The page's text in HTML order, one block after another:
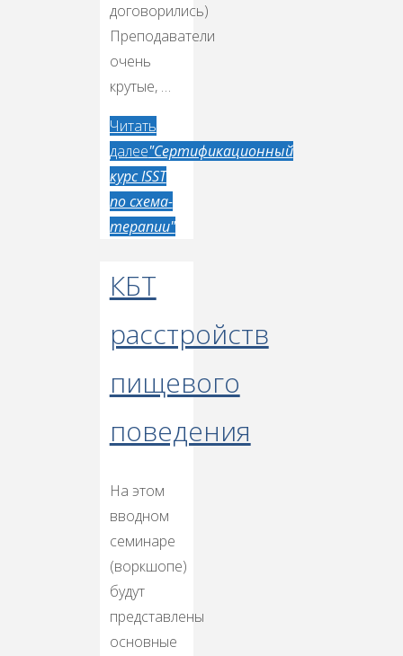
договорились)
Преподаватели
очень
крутые, …
Читать
далее"Сертификационный
курс ISST
по схема-
терапии"
КБТ
расстройств
пищевого
поведения
На этом
вводном
семинаре
(воркшопе)
будут
представлены
основные